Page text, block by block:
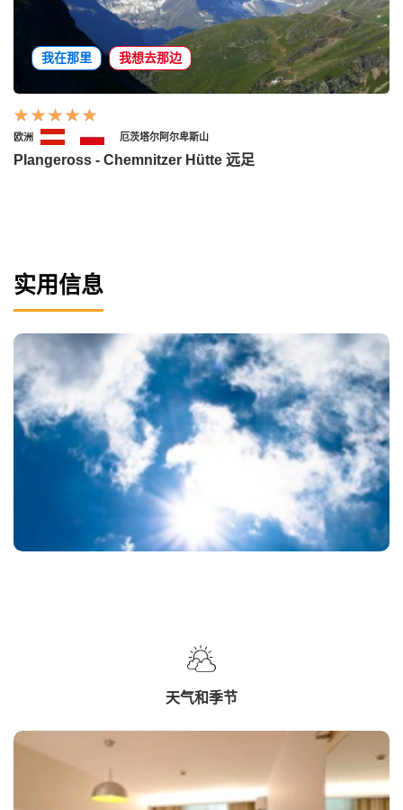
我在那里 我想去那边
欧洲 厄茨塔尔阿尔卑斯山
Plangeross - Chemnitzer Hütte 远足
实用信息
天气和季节